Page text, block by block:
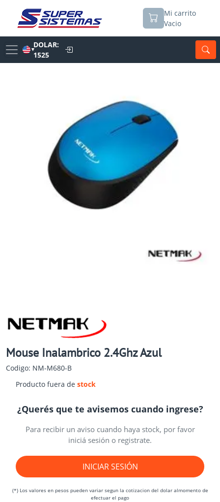
Mi carrito
Vacio
▼
DOLAR:
1525
Mouse Inalambrico 2.4Ghz Azul
Codigo: NM-M680-B
Producto fuera de stock
¿Querés que te avisemos cuando ingrese?
Para recibir un aviso cuando haya stock, por favor
iniciá sesión o registrate.
INICIAR SESIÓN
(*) Los valores en pesos pueden variar segun la cotizacion del dolar almomento de
efectuar el pago